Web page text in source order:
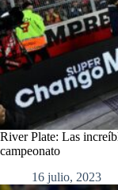
River Plate: Las
campeonato
16 julio, 2023